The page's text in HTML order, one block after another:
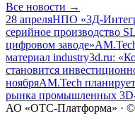
Все новости →
28 апреляНПО «3Д-
серийное производство
цифровом заводе»
материал industry3d.ru:
становится
ноябряAM.Tech
рынка промышленных
АО «ОТС-Платформа» · ©